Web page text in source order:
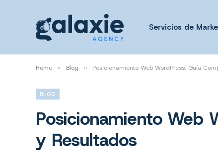
Servicios de
Home » Blog » Posicionamiento Web WordPress: Guía
BLOG
Posicionamiento Web
y Resultados